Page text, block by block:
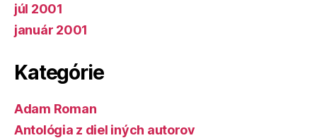
júl 2001
január 2001
Kategórie
Adam Roman
Antológia z diel iných autorov